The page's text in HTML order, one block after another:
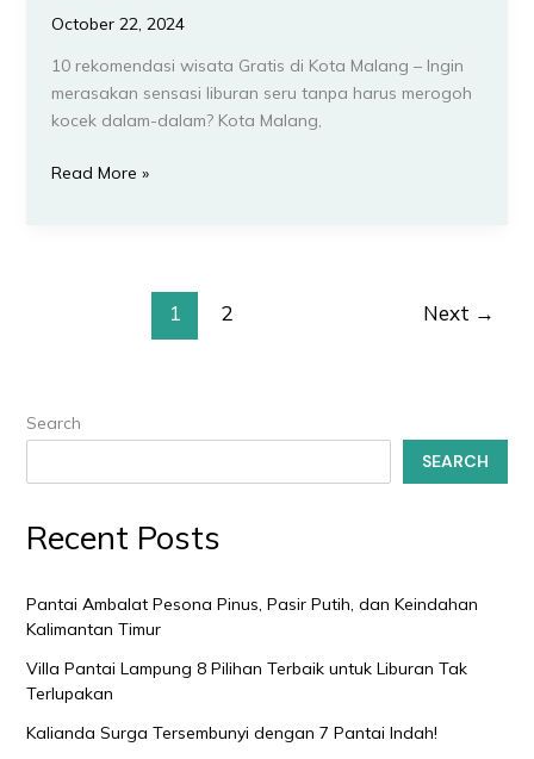
October 22, 2024
10 rekomendasi wisata Gratis di Kota Malang – Ingin
merasakan sensasi liburan seru tanpa harus merogoh
kocek dalam-dalam? Kota Malang,
Read More »
1 2 Next →
Search
SEARCH
Recent Posts
Pantai Ambalat Pesona Pinus, Pasir Putih, dan Keindahan
Kalimantan Timur
Villa Pantai Lampung 8 Pilihan Terbaik untuk Liburan Tak
Terlupakan
Kalianda Surga Tersembunyi dengan 7 Pantai Indah!